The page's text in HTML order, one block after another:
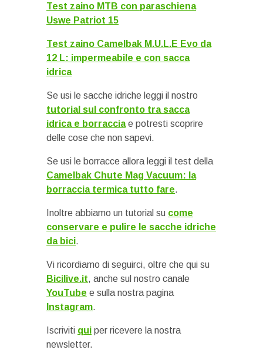
Test zaino MTB con paraschiena
Uswe Patriot 15
Test zaino Camelbak M.U.L.E Evo da
12 L: impermeabile e con sacca
idrica
Se usi le sacche idriche leggi il nostro
tutorial sul confronto tra sacca
idrica e borracciae potresti scoprire
delle cose che non sapevi.
Se usi le borracce allora leggi il test della
Camelbak Chute Mag Vacuum: la
borraccia termica tutto fare.
Inoltre abbiamo un tutorial su come
conservare e pulire le sacche idriche
da bici.
Vi ricordiamo di seguirci, oltre che qui su
Bicilive.it, anche sul nostro canale
YouTube e sulla nostra pagina
Instagram.
Iscriviti qui per ricevere la nostra
newsletter.